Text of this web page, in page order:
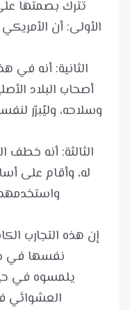
الأولى: أن
الثانية: أنه في
أصحاب البلاد
وسلاحه، وليُبرّر
الثالثة: أنه خطف
له، وأقام على
إن هذه التجارب
نفسها في
يلمسوه في
العشوائي